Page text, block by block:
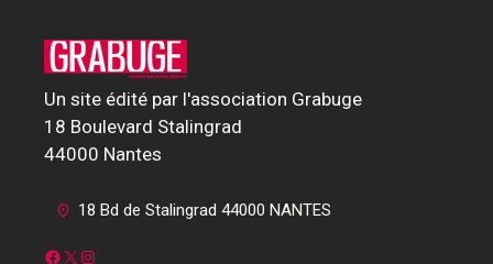
Un site édité par l'association Grabuge
18 Boulevard Stalingrad
44000 Nantes
18 Bd de Stalingrad 44000 NANTES
Facebook
X Instagram